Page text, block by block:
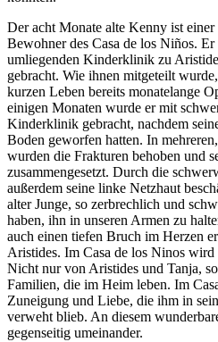
Der acht Monate alte Kenny ist
Bewohner des Casa de los Niños.
umliegenden Kinderklinik zu
gebracht. Wie ihnen mitgeteilt
kurzen Leben bereits monatelange
einigen Monaten wurde er mit
Kinderklinik gebracht, nachdem
Boden geworfen hatten. In
wurden die Frakturen behoben und
zusammengesetzt. Durch die
außerdem seine linke Netzhaut
alter Junge, so zerbrechlich und
haben, ihn in unseren Armen zu
auch einen tiefen Bruch im Herzen
Aristides. Im Casa de los Ninos
Nicht nur von Aristides und Tanja,
Familien, die im Heim leben. Im
Zuneigung und Liebe, die ihm in
verweht blieb. An diesem
gegenseitig umeinander.